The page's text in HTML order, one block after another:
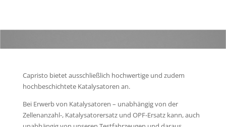
Capristo bietet ausschließlich hochwertige und zudem
hochbeschichtete Katalysatoren an.
Bei Erwerb von Katalysatoren – unabhängig von der
Zellenanzahl-, Katalysatorersatz und OPF-Ersatz kann, auch